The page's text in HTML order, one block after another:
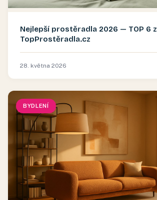
Nejlepší prostěradla 2026 — TOP 6 z
TopProstěradla.cz
28. května 2026
BYDLENÍ